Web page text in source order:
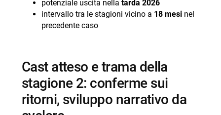
potenziale uscita nella tarda 2026
intervallo tra le stagioni vicino a 18 mesinel
precedente caso
cast atteso e trama della
stagione 2: conferme sui
ritorni, sviluppo narrativo da